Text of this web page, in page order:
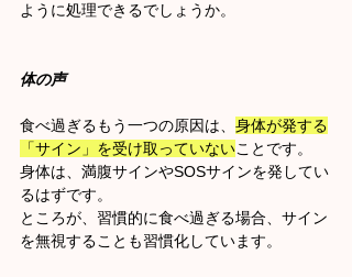
ように処理できるでしょうか。
体の声
食べ過ぎるもう一つの原因は、 身体が発する
「サイン」を受け取っていないことです。
身体は、満腹サインやSOSサインを発してい
るはずです。
ところが、習慣的に食べ過ぎる場合、サイン
を無視することも習慣化しています。